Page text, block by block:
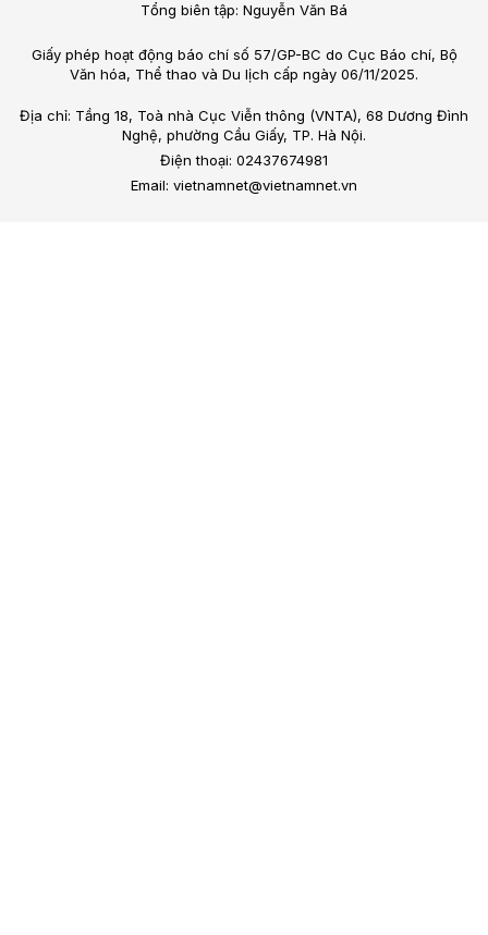
Tổng biên tập: Nguyễn Văn Bá
Giấy phép hoạt động báo chí số 57/GP-BC do Cục Báo chí, Bộ
Văn hóa, Thể thao và Du lịch cấp ngày 06/11/2025.
Địa chỉ: Tầng 18, Toà nhà Cục Viễn thông (VNTA), 68 Dương Đình
Nghệ, phường Cầu Giấy, TP. Hà Nội.
Điện thoại: 02437674981
Email: vietnamnet@vietnamnet.vn